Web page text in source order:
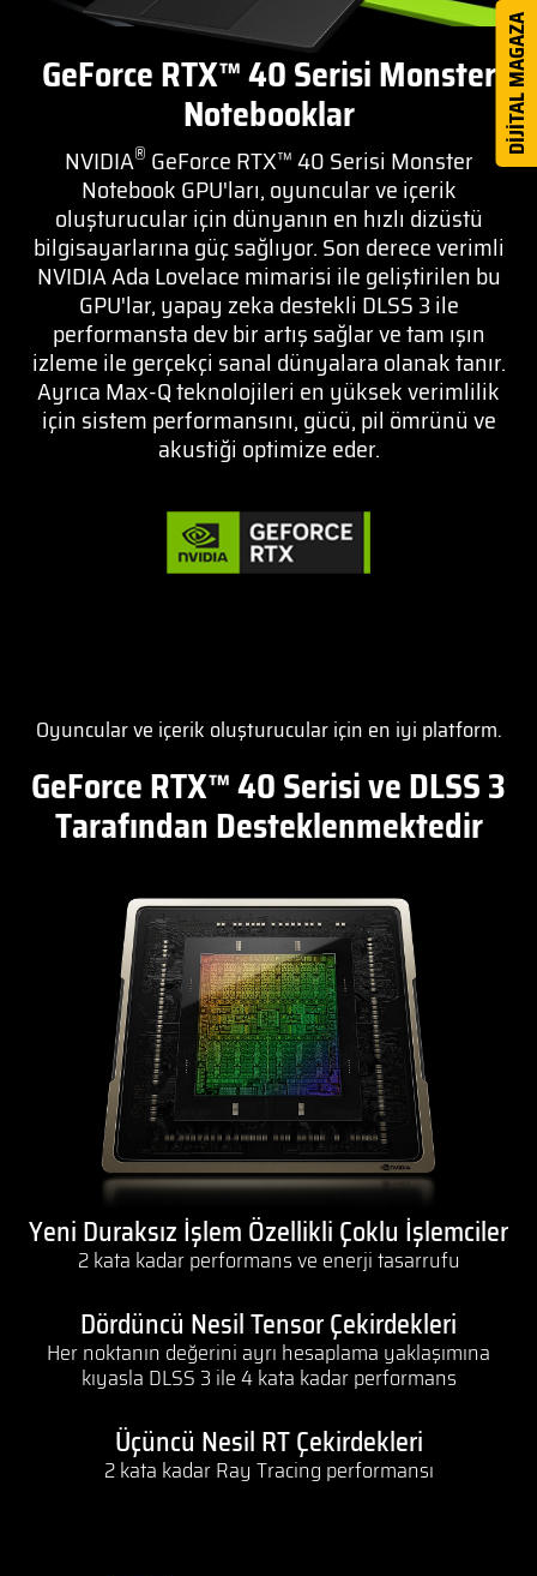
GeForce RTX™ 40 Serisi Monster
Notebooklar
NVIDIA® GeForce RTX™ 40 Serisi Monster
Notebook GPU'ları, oyuncular ve içerik
oluşturucular için dünyanın en hızlı dizüstü
bilgisayarlarına güç sağlıyor. Son derece verimli
NVIDIA Ada Lovelace mimarisi ile geliştirilen bu
GPU'lar, yapay zeka destekli DLSS 3 ile
performansta dev bir artış sağlar ve tam ışın
izleme ile gerçekçi sanal dünyalara olanak tanır.
Ayrıca Max-Q teknolojileri en yüksek verimlilik
için sistem performansını, gücü, pil ömrünü ve
akustiği optimize eder.
Oyuncular ve içerik oluşturucular için en iyi platform.
GeForce RTX™ 40 Serisi ve DLSS 3
Tarafından Desteklenmektedir
Yeni Duraksız İşlem Özellikli Çoklu İşlemciler
2 kata kadar performans ve enerji tasarrufu
Dördüncü Nesil Tensor Çekirdekleri
Her noktanın değerini ayrı hesaplama yaklaşımına
kıyasla DLSS 3 ile 4 kata kadar performans
Üçüncü Nesil RT Çekirdekleri
2 kata kadar Ray Tracing performansı
DİJİTAL MAGAZA